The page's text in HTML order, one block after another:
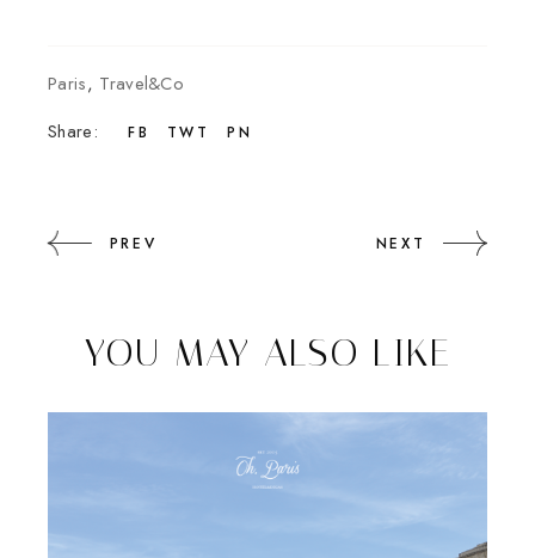
Paris, Travel&Co
Share:
FB TWT PN
PREV NEXT
YOU MAY ALSO LIKE